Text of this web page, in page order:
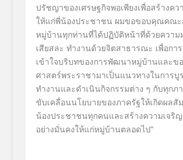
ปรัชญาของเศรษฐกิจพอเพียงเพื่อสร้างค
ให้แก่พี่น้องประชาชน ผมขอขอบคุณคณะ
หมู่บ้านทุกท่านที่ได้ปฏิบัติหน้าที่ด้วยความ
เสียสละ ทำงานด้วยจิตสาธารณะ เพื่อกา
เข้าใจบริบทของการพัฒนาหมู่บ้านและข
ศาสตร์พระราชามาเป็นแนวทางในการบู
ทำงานและดำเนินกิจกรรมต่าง ๆ กับทุกภ
ขับเคลื่อนนโยบายของภาครัฐให้เกิดผลสั
น้องประชาชนทุกคนและสร้างความเจริ
อย่างมั่นคงให้แก่หมู่บ้านตลอดไป”